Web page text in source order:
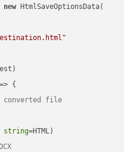
new HtmlSaveOptionsData(
{
file
string